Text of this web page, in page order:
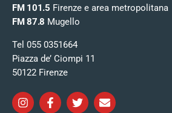
FM 101.5 Firenze e area metropolitana
FM 87.8 Mugello
Tel 055 0351664
Piazza de’ Ciompi 11
50122 Firenze